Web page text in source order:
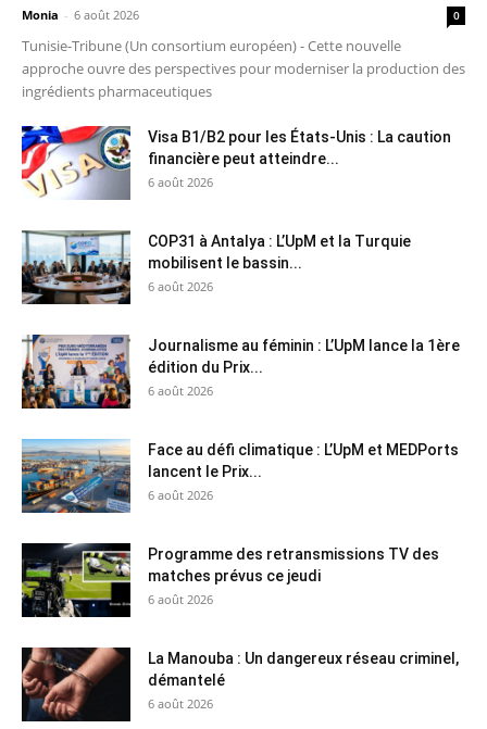
Monia - 6 août 2026 0
Tunisie-Tribune (Un consortium européen) - Cette nouvelle
approche ouvre des perspectives pour moderniser la production des
ingrédients pharmaceutiques
Visa B1/B2 pour les États-Unis : La caution
financière peut atteindre...
6 août 2026
COP31 à Antalya : L’UpM et la Turquie
mobilisent le bassin...
6 août 2026
Journalisme au féminin : L’UpM lance la 1ère
édition du Prix...
6 août 2026
Face au défi climatique : L’UpM et MEDPorts
lancent le Prix...
6 août 2026
Programme des retransmissions TV des
matches prévus ce jeudi
6 août 2026
La Manouba : Un dangereux réseau criminel,
démantelé
6 août 2026